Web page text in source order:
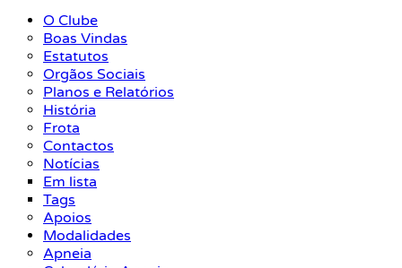
O Clube
Boas Vindas
Estatutos
Orgãos Sociais
Planos e Relatórios
História
Frota
Contactos
Notícias
Em lista
Tags
Apoios
Modalidades
Apneia